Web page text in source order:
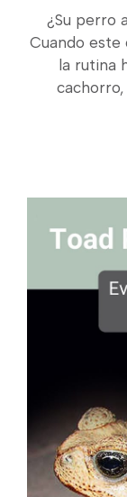
¿Su perro
Cuando
la rutina
cachorro,